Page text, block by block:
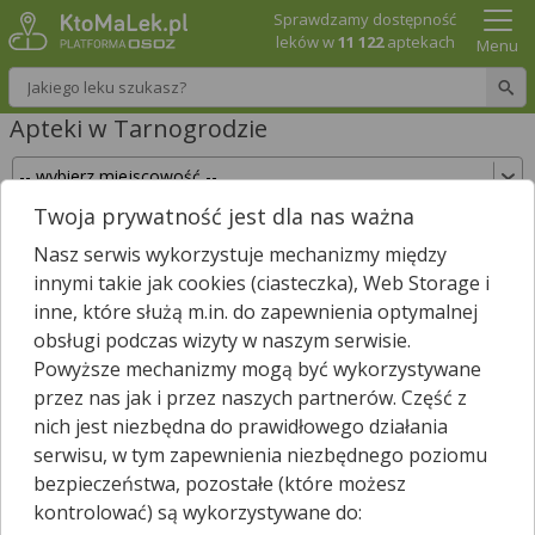
Wpisz nazwę leku
Sprawdzamy dostępność
leków w11 122aptekach Menu
Apteki w Tarnogrodzie
Sprawdź, które apteki w Tarnogrodzie posiadają
Twój lek i zarezerwuj go już teraz!
Wpisz nazwę leku
W Tarnogrodzie są 3 apteki.
apteki zgłosiły nam, że są właśnie
otwarte.*
Wybierz typ aptek
Twoja prywatność jest dla nas ważna
Nasz serwis wykorzystuje mechanizmy między
innymi takie jak cookies (ciasteczka), Web Storage i
inne, które służą m.in. do zapewnienia optymalnej
obsługi podczas wizyty w naszym serwisie.
Powyższe mechanizmy mogą być wykorzystywane
przez nas jak i przez naszych partnerów. Część z
nich jest niezbędna do prawidłowego działania
serwisu, w tym zapewnienia niezbędnego poziomu
bezpieczeństwa, pozostałe (które możesz
kontrolować) są wykorzystywane do: